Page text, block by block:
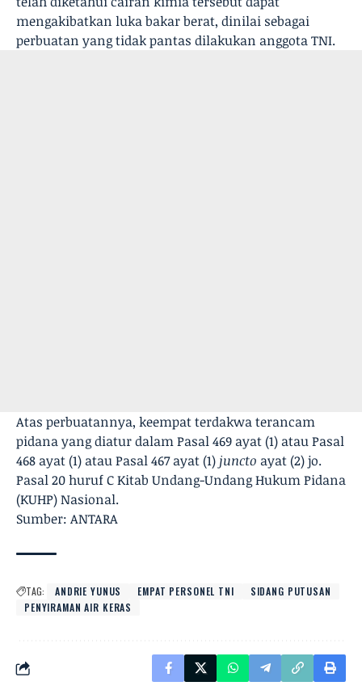
mengakibatkan luka bakar berat, dinilai sebagai
perbuatan yang tidak pantas dilakukan anggota TNI.
Atas perbuatannya, keempat terdakwa terancam
pidana yang diatur dalam Pasal 469 ayat (1) atau Pasal
468 ayat (1) atau Pasal 467 ayat (1) juncto ayat (2) jo.
Pasal 20 huruf C Kitab Undang-Undang Hukum Pidana
(KUHP) Nasional.
Sumber: ANTARA
TAG: ANDRIE YUNUS EMPAT PERSONEL TNI
SIDANG PUTUSAN
PENYIRAMAN AIR KERAS